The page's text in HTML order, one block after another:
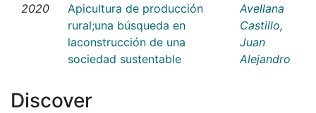
2020
Apicultura de producción
rural;una búsqueda en
laconstrucción de una
sociedad sustentable
Avellana
Castillo,
Juan
Alejandro
Discover